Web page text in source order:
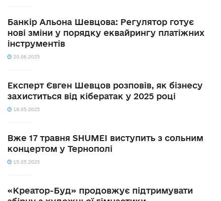
Банкір Альона Шевцова: Регулятор готує
нові зміни у порядку еквайрингу платіжних
інструментів
20.06.2025
Експерт Євген Шевцов розповів, як бізнесу
захиститься від кібератак у 2025 році
19.05.2025
Вже 17 травня SHUMEI виступить з сольним
концертом у Тернополі
15.05.2025
«Креатор-Буд» продовжує підтримувати